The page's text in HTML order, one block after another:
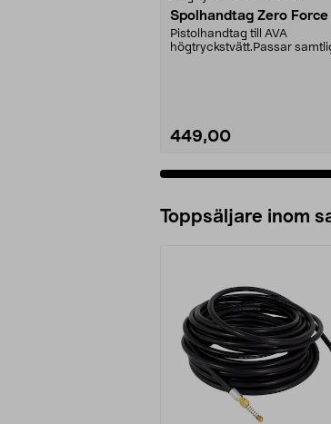
Spolhandtag Zero Force
Pistolhandtag till AVA
högtryckstvätt.Passar
449,00
Toppsäljare inom